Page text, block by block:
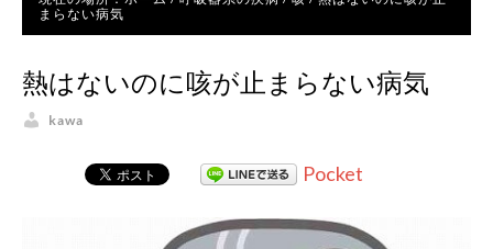
まらない病気
熱はないのに咳が止まらない病気
kawa
Pocket